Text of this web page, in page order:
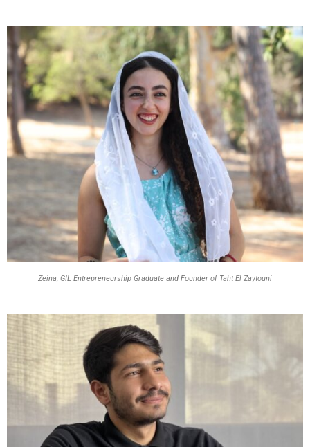
Zeina, GIL Entrepreneurship Graduate and Founder of Taht El Zaytouni